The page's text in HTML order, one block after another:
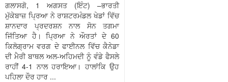
ਗਲਾਸਗੋ, 1 ਅਗਸਤ (ਇੰਟ) –ਭਾਰਤੀ
ਮੁੱਕੇਬਾਜ਼ ਪ੍ਰਿਆ ਨੇ ਰਾਸ਼ਟਰਮੰਡਲ ਖੇਡਾਂ ਵਿੱਚ
ਸ਼ਾਨਦਾਰ ਪ੍ਰਦਰਸ਼ਨ ਨਾਲ ਸੋਨ ਤਗਮਾ
ਜਿੱਤਿਆ ਹੈ। ਪ੍ਰਿਆ ਨੇ ਔਰਤਾਂ ਦੇ 60
ਕਿਲੋਗ੍ਰਾਮ ਵਰਗ ਦੇ ਫਾਈਨਲ ਵਿੱਚ ਕੈਨੇਡਾ
ਦੀ ਮੈਰੀ ਬਾਥਲ ਅਲ-ਅਹਿਮਦੀ ਨੂੰ ਵੰਡੇ ਫੈਸਲੇ
ਰਾਹੀਂ 4-1 ਨਾਲ ਹਰਾਇਆ। ਹਾਲਾਂਕਿ ਉਹ
ਪਹਿਲਾ ਦੌਰ ਹਾਰ ...